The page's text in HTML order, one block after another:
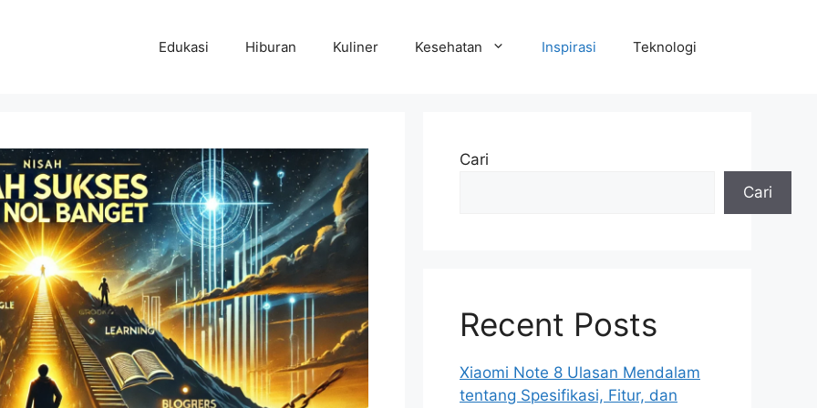
Edukasi Hiburan Kuliner Kesehatan Inspirasi Teknologi
Cari
Cari
Recent Posts
Xiaomi Note 8 Ulasan Mendalam
tentang Spesifikasi, Fitur, dan